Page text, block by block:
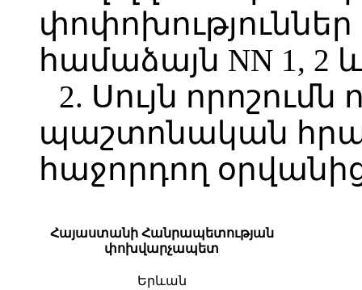
փոփոխություններ
համաձայն NN 1, 2
2. Սույն որոշումն
պաշտոնական
հաջորդող
Հայաստանի Հանրապետության
փոխվարչապետ
Երևան